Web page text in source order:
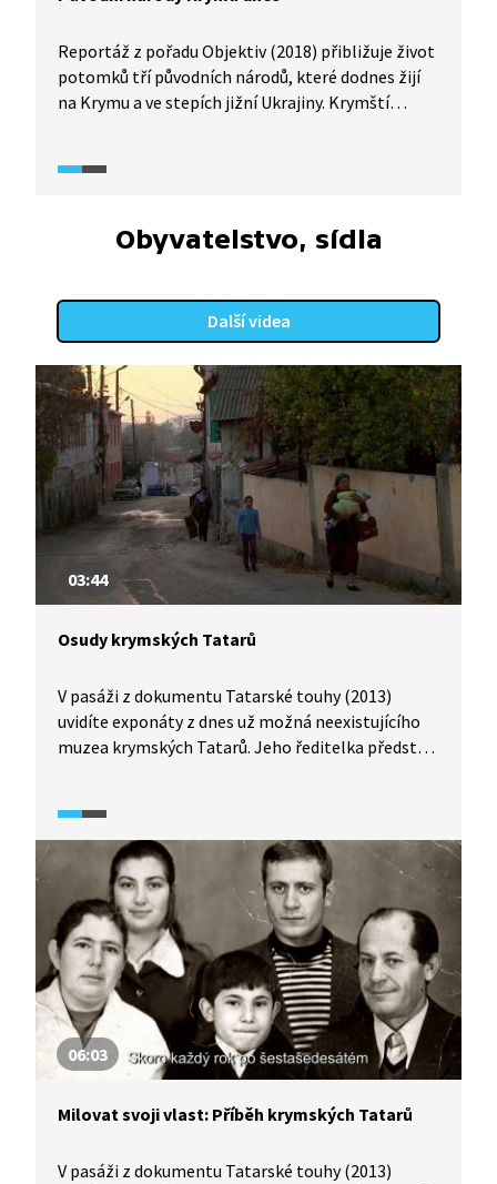
Reportáž z pořadu Objektiv (2018) přibližuje život
potomků tří původních národů, které dodnes žijí
na Krymu a ve stepích jižní Ukrajiny. Krymští
nepříznivým okolnostem, které se na jejich osudu
Seznamte se s jejich historií a životy.
Obyvatelstvo, sídla
Další videa
03:44
Osudy krymských Tatarů
V pasáži z dokumentu Tatarské touhy (2013)
uvidíte exponáty z dnes už možná neexistujícího
muzea krymských Tatarů. Jeho ředitelka představí
poloostrova Krym.
06:03
Milovat svoji vlast: Příběh krymských Tatarů
V pasáži z dokumentu Tatarské touhy (2013)